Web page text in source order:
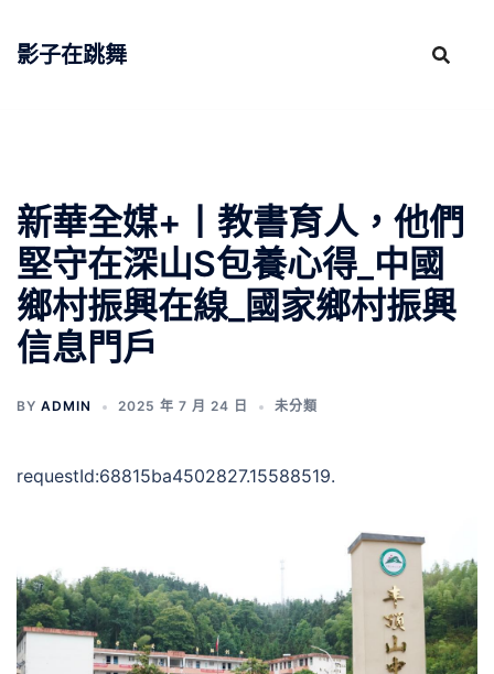
影子在跳舞
新華全媒+丨教書育人，他們
堅守在深山S包養心得_中國
鄉村振興在線_國家鄉村振興
信息門戶
BY ADMIN 2025 年 7 月 24 日 未分類
requestId:68815ba4502827.15588519.